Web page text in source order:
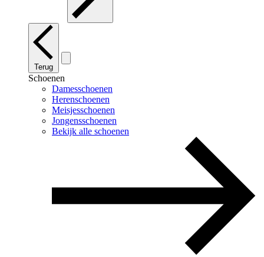
Terug
Schoenen
Damesschoenen
Herenschoenen
Meisjesschoenen
Jongensschoenen
Bekijk alle schoenen